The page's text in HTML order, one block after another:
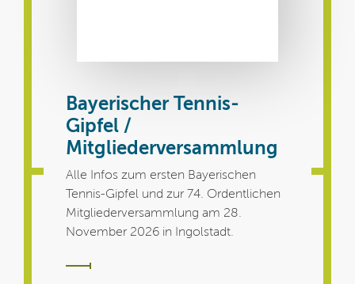
Bayerischer Tennis-
Gipfel /
Mitgliederversammlung
Alle Infos zum ersten Bayerischen
Tennis-Gipfel und zur 74. Ordentlichen
Mitgliederversammlung am 28.
November 2026 in Ingolstadt.